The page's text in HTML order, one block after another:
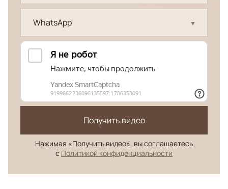
WhatsApp
Получить видео
Нажимая «Получить видео», вы соглашаетесь
с Политикой конфиденциальности